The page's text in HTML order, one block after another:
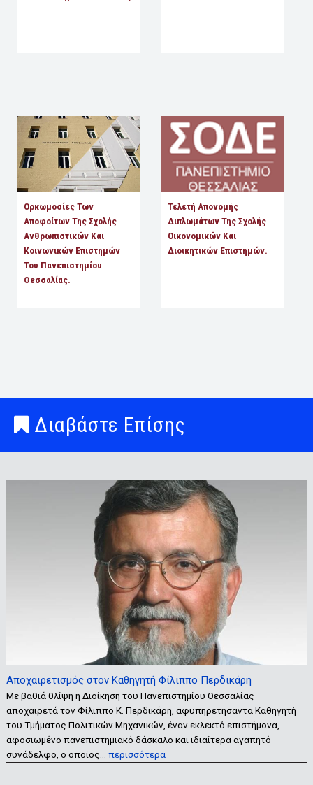
Ορκωμοσίες Των
Αποφοίτων Της Σχολής
Ανθρωπιστικών Και
Κοινωνικών Επιστημών
Του Πανεπιστημίου
Θεσσαλίας.
Τελετή Απονομής
Διπλωμάτων Της Σχολής
Οικονομικών Και
Διοικητικών Επιστημών.
Διαβάστε Επίσης
Αποχαιρετισμός στον Καθηγητή Φίλιππο Περδικάρη
Με βαθιά θλίψη η Διοίκηση του Πανεπιστημίου Θεσσαλίας
αποχαιρετά τον Φίλιππο Κ. Περδικάρη, αφυπηρετήσαντα Καθηγητή
του Τμήματος Πολιτικών Μηχανικών, έναν εκλεκτό επιστήμονα,
αφοσιωμένο πανεπιστημιακό δάσκαλο και ιδιαίτερα αγαπητό
συνάδελφο, ο οποίος… περισσότερα